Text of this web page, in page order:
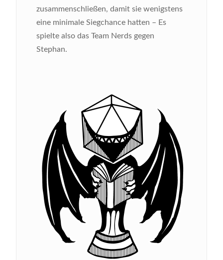
zusammenschließen, damit sie wenigstens
eine minimale Siegchance hatten – Es
spielte also das Team Nerds gegen
Stephan.